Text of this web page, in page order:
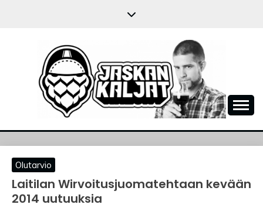
JASKANKALJAT
Olutarvio
Laitilan Wirvoitusjuomatehtaan kevään
2014 uutuuksia